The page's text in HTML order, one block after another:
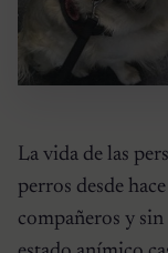
La vida de las
perros desde
compañeros y